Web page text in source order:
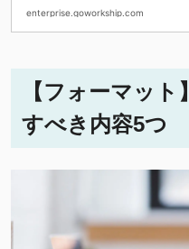
・業務委託を取り巻く環境と活用
enterprise.goworkship.com
【フォーマッ
すべき内容5つ